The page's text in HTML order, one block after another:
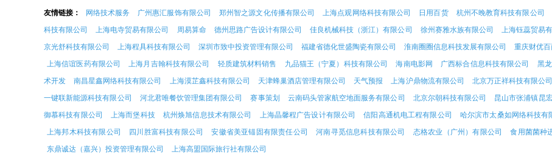
友情链接： 网络技术服务 广州惠汇服饰有限公司 郑州智之源文化传播有限公司 上海点观网络科技有限公司 日用百货 杭州不晚教育科技有限公司
科技有限公司
上海电寺贸易有限公司 周易算命 德州思路广告设计有限公司 佳良机械科技（浙江）有限公司 徐州赛雅水族有限公司 上海钰蕊贸易
京光舒科技有限公司
上海程具科技有限公司 深圳市致中投资管理有限公司 福建省德化世盛陶瓷有限公司 淮南圈圈信息科技发展有限公司 重庆财优百
上海信谊医药有限公司
上海月吉翰科技有限公司 轻质建筑材料销售 九品猫王（宁夏）科技有限公司 海南电影网 广西标合信息科技有限公司 黑
术开发
南昌星鑫网络科技有限公司 上海漠芷鑫科技有限公司 天津蜂巢酒店管理有限公司 天气预报 上海沪鼎物流有限公司 北京万正祥科技有限公司
一键联新能源科技有限公司
河北君唯餐饮管理集团有限公司 赛事策划 云南码头管家航空地面服务有限公司 北京尔朝科技有限公司 昆山市张浦镇昆
御慕科技有限公司
上海而堡科技 杭州焕旭信息技术有限公司 上海晶馨程广告设计有限公司 信阳高通机电工程有限公司 哈尔滨市太桑如网络科技有
上海邦木科技有限公司
四川胜富科技有限公司 安徽省美亚锚固有限责任公司 河南寻觅信息科技有限公司 态格农业（广州）有限公司 食用菌菌种
东鼎诚达（嘉兴）投资管理有限公司
上海高盟国际旅行社有限公司